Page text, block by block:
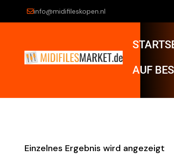
info@midifileskopen.nl
AUF
Einzelnes Ergebnis wird angezeigt